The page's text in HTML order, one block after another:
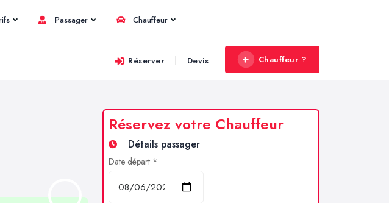
Passager Chauffeur
Réserver | Devis Chauffeur ?
Réservez votre Chauffeur
Détails passager
Date départ *